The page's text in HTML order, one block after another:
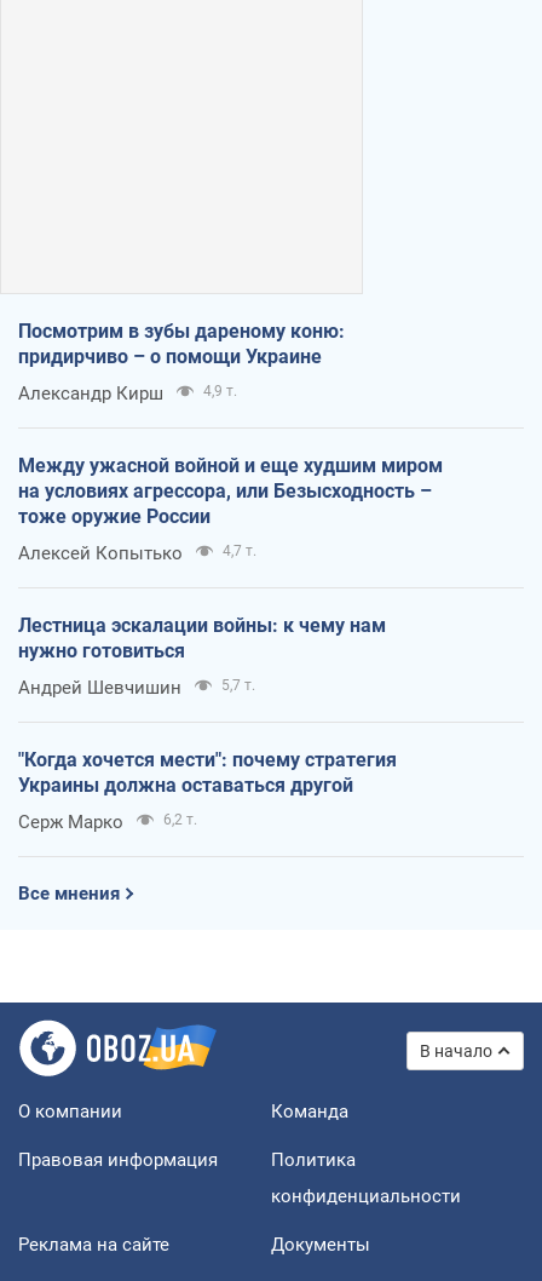
Посмотрим в зубы дареному коню:
придирчиво – о помощи Украине
Александр Кирш 4,9 т.
Между ужасной войной и еще худшим миром
на условиях агрессора, или Безысходность –
тоже оружие России
Алексей Копытько 4,7 т.
Лестница эскалации войны: к чему нам
нужно готовиться
Андрей Шевчишин 5,7 т.
"Когда хочется мести": почему стратегия
Украины должна оставаться другой
Серж Марко 6,2 т.
Все мнения
В начало
О компании Команда
Правовая информация
Политика
конфиденциальности
Реклама на сайте Документы